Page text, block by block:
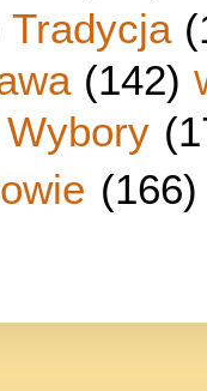
Tradycja
(142)
Wybory
(166)